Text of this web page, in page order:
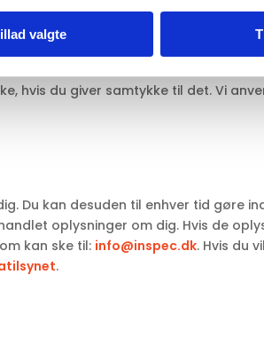
valgte
af data. Disse behandler
hvis du giver samtykke til det. Vi
Du kan desuden til enhver tid gøre
oplysninger om dig. Hvis de
kan ske til: info@inspec.dk. Hvis du
.